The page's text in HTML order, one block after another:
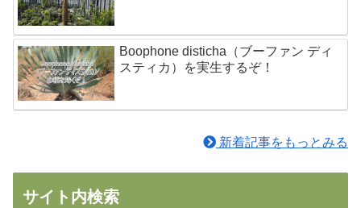
Boophone disticha（ブーファン ディ
スティカ）を実生するぞ！
新着記事をもっとみる
サイト内検索